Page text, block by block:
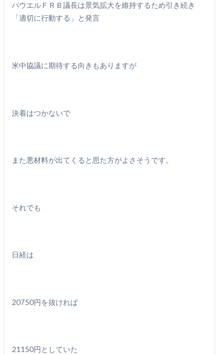
パウエルＦＲＢ議長は景気拡大を維持するため引き続き
「適切に行動する」と発言
米中協議に期待する向きもありますが
決着はつかないで
また悪材料が出てくると思た方がよさそうです。
それでも
日経は
20750円を抜ければ
21150円としていた